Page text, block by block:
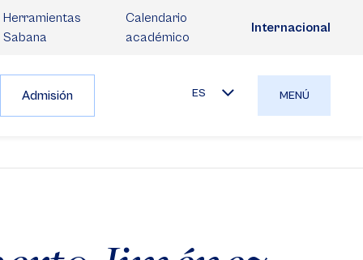
Herramientas
Sabana
Calendario
académico
Internacional
Admisión ES MENÚ